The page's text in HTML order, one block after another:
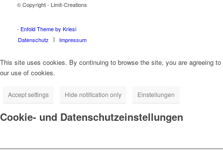
© Copyright - Limit-Creations
- Enfold Theme by Kriesi
Datenschutz
Impressum
This site uses cookies. By continuing to browse the site, you are agreeing to
our use of cookies.
Accept settings Hide notification only Einstellungen
Cookie- und Datenschutzeinstellungen